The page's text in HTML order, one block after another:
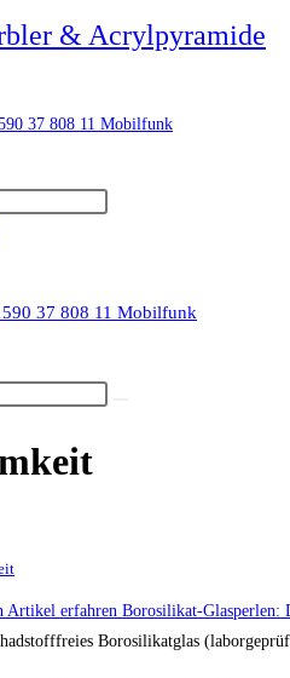
& Acrylpyramide
37 808 11 Mobilfunk
the
panel.
37 808 11 Mobilfunk
Borosilikatglas